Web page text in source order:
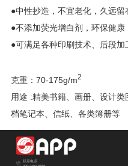
●中性抄造，不宜老化，久远留
●不添加荧光增白剂，环保健康
●可满足各种印刷技术、后段加
克重：70-175g/m2
用途 :精美书籍、画册、设计
档笔记本、信纸、各类簿册等
联系电话